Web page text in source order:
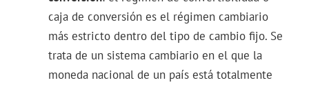
caja de conversión es el régimen cambiario
más estricto dentro del tipo de cambio fijo. Se
trata de un sistema cambiario en el que la
moneda nacional de un país está totalmente